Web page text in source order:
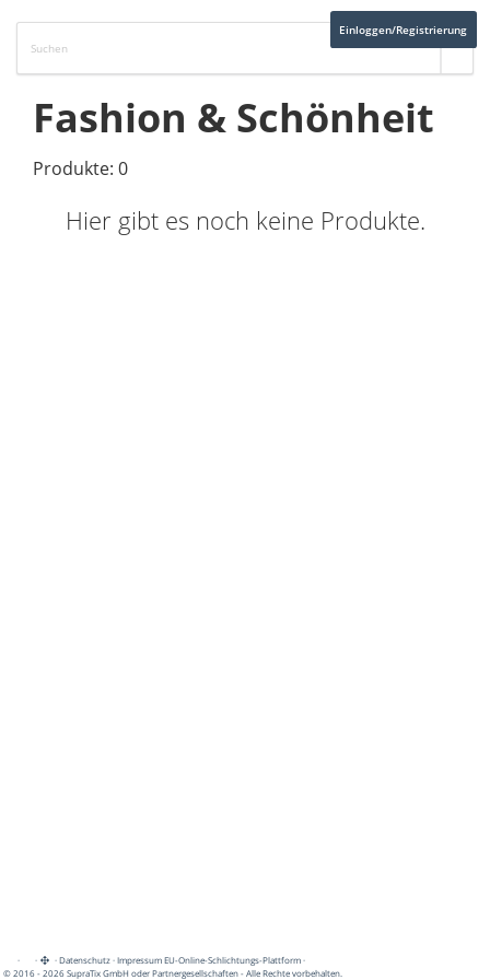
Einloggen/Registrierung
Fashion & Schönheit
Produkte: 0
Hier gibt es noch keine Produkte.
· · ·Datenschutz·Impressum EU-Online-Schlichtungs-Plattform·
© 2016 - 2026 SupraTix GmbH oder Partnergesellschaften - Alle Rechte vorbehalten.